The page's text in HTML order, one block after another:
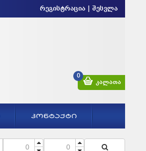
რეგისტრაცია შესვლა
0
კალათა
ᲙᲝᲜᲢᲐᲥᲢᲘ